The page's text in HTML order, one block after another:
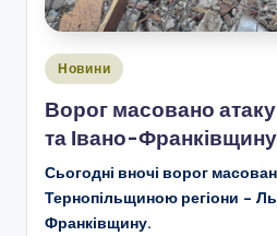
Опубліковано
Новини
Ворог масовано
та Івано-
Сьогодні вночі ворог
Тернопільщиною регіони –
Франківщину.